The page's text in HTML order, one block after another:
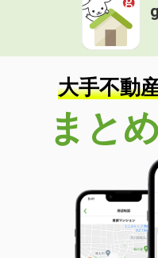
価 格
住 所
専有面積
間取り
栃木県佐野市植上町
価 格
4
間取り
1K
栃木県下野市駅東１
大手不動
まと